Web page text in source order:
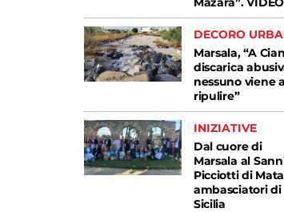
DECORO
Marsala, “A
discarica
nessuno viene a
ripulire”
INIZIATIVE
Dal cuore di
Marsala al
Picciotti di
ambasciatori di
Sicilia